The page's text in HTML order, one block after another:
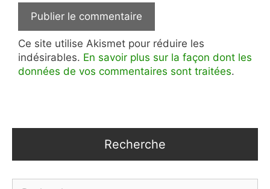
Ce site utilise Akismet pour réduire les
indésirables. En savoir plus sur la façon dont les
données de vos commentaires sont traitées.
Recherche